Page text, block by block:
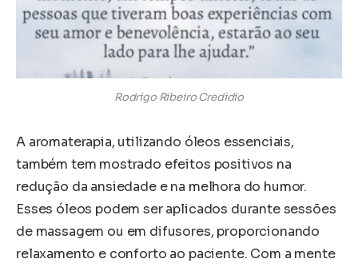
Rodrigo Ribeiro Credidio
A aromaterapia, utilizando óleos essenciais,
também tem mostrado efeitos positivos na
redução da ansiedade e na melhora do humor.
Esses óleos podem ser aplicados durante sessões
de massagem ou em difusores, proporcionando
relaxamento e conforto ao paciente. Com a mente